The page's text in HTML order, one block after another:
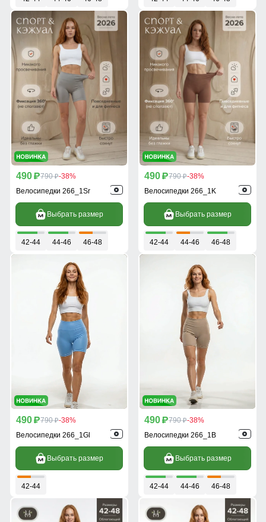
490 p790 p-38%
Велосипедки 266_1Sr
Выбрать размер
42-44 44-46 46-48
490 p790 p-38%
Велосипедки 266_1K
Выбрать размер
42-44 44-46 46-48
490 p790 p-38%
Велосипедки 266_1Gl
Выбрать размер
42-44
490 p790 p-38%
Велосипедки 266_1B
Выбрать размер
42-44 44-46 46-48